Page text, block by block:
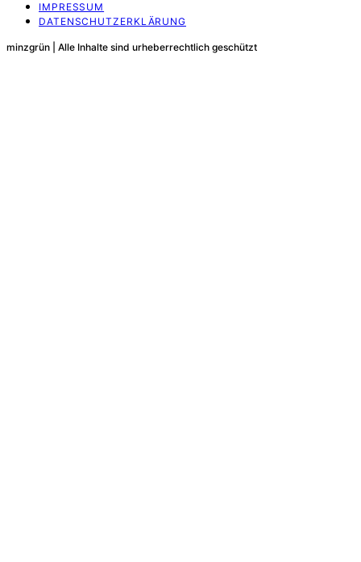
IMPRESSUM
DATENSCHUTZERKLÄRUNG
minzgrün | Alle Inhalte sind urheberrechtlich geschützt